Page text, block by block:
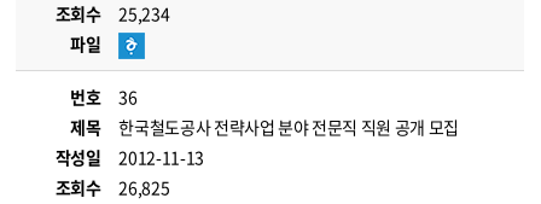
조회수
25,234
파일
번호
36
제목
한국철도공사 전략사업 분야 전문직 직원 공개 모집
작성일
2012-11-13
조회수
26,825